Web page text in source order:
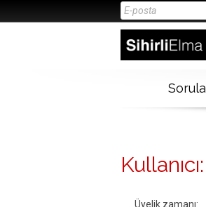
Üyelik zamanı: